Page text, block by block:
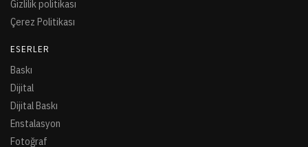
Gizlilik politikası
Çerez Politikası
ESERLER
Baskı
Dijital
Dijital Baskı
Enstalasyon
Fotoğraf